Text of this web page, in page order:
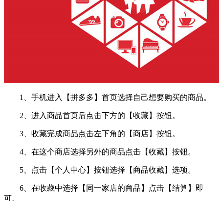
1、手机进入【拼多多】首页选择自己想要购买的商品。
2、进入商品首页后点击下方的【收藏】按钮。
3、收藏完成商品点击左下角的【商店】按钮。
4、在这个商店选择另外的商品点击【收藏】按钮。
5、点击【个人中心】按钮选择【商品收藏】选项。
6、在收藏中选择【同一家店的商品】点击【结算】即
可。